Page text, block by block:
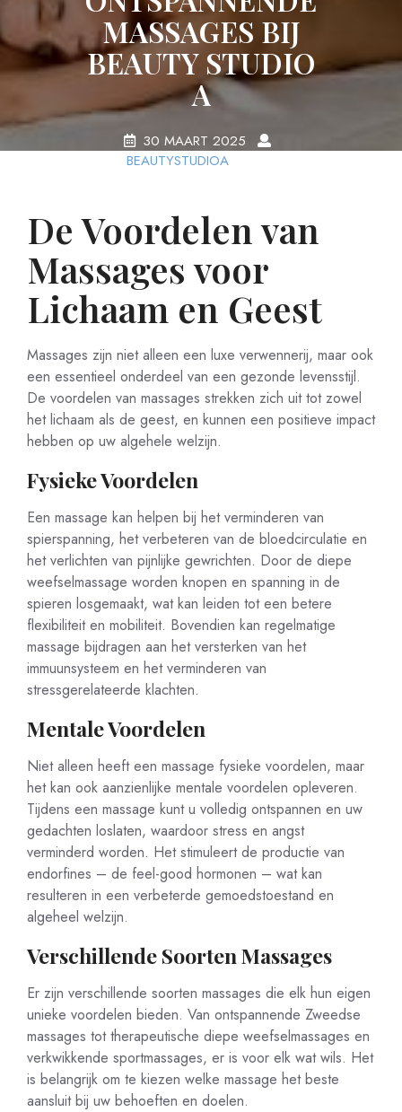
MASSAGES BIJ
BEAUTY STUDIO
A
30 MAART 2025
BEAUTYSTUDIOA
De Voordelen van
Massages voor
Lichaam en Geest
Massages zijn niet alleen een luxe verwennerij, maar ook
een essentieel onderdeel van een gezonde levensstijl.
De voordelen van massages strekken zich uit tot zowel
het lichaam als de geest, en kunnen een positieve impact
hebben op uw algehele welzijn.
Fysieke Voordelen
Een massage kan helpen bij het verminderen van
spierspanning, het verbeteren van de bloedcirculatie en
het verlichten van pijnlijke gewrichten. Door de diepe
weefselmassage worden knopen en spanning in de
spieren losgemaakt, wat kan leiden tot een betere
flexibiliteit en mobiliteit. Bovendien kan regelmatige
massage bijdragen aan het versterken van het
immuunsysteem en het verminderen van
stressgerelateerde klachten.
Mentale Voordelen
Niet alleen heeft een massage fysieke voordelen, maar
het kan ook aanzienlijke mentale voordelen opleveren.
Tijdens een massage kunt u volledig ontspannen en uw
gedachten loslaten, waardoor stress en angst
verminderd worden. Het stimuleert de productie van
endorfines – de feel-good hormonen – wat kan
resulteren in een verbeterde gemoedstoestand en
algeheel welzijn.
Verschillende Soorten Massages
Er zijn verschillende soorten massages die elk hun eigen
unieke voordelen bieden. Van ontspannende Zweedse
massages tot therapeutische diepe weefselmassages en
verkwikkende sportmassages, er is voor elk wat wils. Het
is belangrijk om te kiezen welke massage het beste
aansluit bij uw behoeften en doelen.